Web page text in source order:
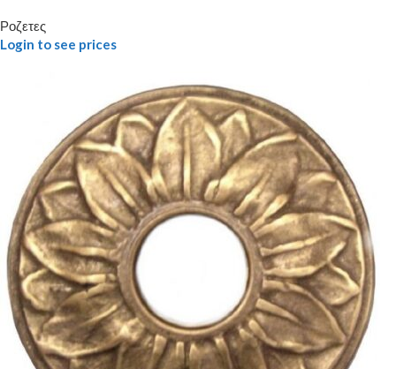
Ροζετες
Login to see prices